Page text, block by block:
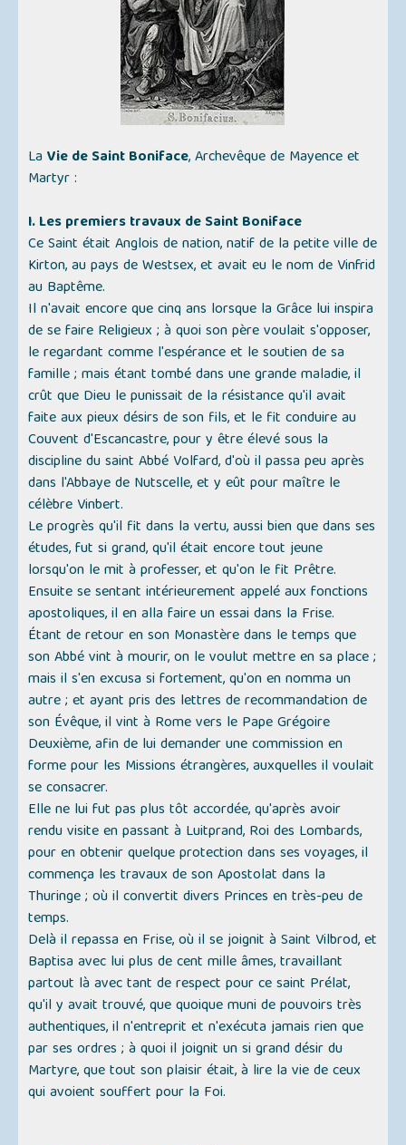
LaVie de Saint Boniface, Archevêque de Mayence et
Martyr :
I. Les premiers travaux de Saint Boniface
Ce Saint était Anglois de nation, natif de la petite ville de
Kirton, au pays de Westsex, et avait eu le nom de Vinfrid
au Baptême.
Il n'avait encore que cinq ans lorsque la Grâce lui inspira
de se faire Religieux ; à quoi son père voulait s'opposer,
le regardant comme l'espérance et le soutien de sa
famille ; mais étant tombé dans une grande maladie, il
crût que Dieu le punissait de la résistance qu'il avait
faite aux pieux désirs de son fils, et le fit conduire au
Couvent d'Escancastre, pour y être élevé sous la
discipline du saint Abbé Volfard, d'où il passa peu après
dans l'Abbaye de Nutscelle, et y eût pour maître le
célèbre Vinbert.
Le progrès qu'il fit dans la vertu, aussi bien que dans ses
études, fut si grand, qu'il était encore tout jeune
lorsqu'on le mit à professer, et qu'on le fit Prêtre.
Ensuite se sentant intérieurement appelé aux fonctions
apostoliques, il en alla faire un essai dans la Frise.
Étant de retour en son Monastère dans le temps que
son Abbé vint à mourir, on le voulut mettre en sa place ;
mais il s'en excusa si fortement, qu'on en nomma un
autre ; et ayant pris des lettres de recommandation de
son Évêque, il vint à Rome vers le Pape Grégoire
Deuxième, afin de lui demander une commission en
forme pour les Missions étrangères, auxquelles il voulait
se consacrer.
Elle ne lui fut pas plus tôt accordée, qu'après avoir
rendu visite en passant à Luitprand, Roi des Lombards,
pour en obtenir quelque protection dans ses voyages, il
commença les travaux de son Apostolat dans la
Thuringe ; où il convertit divers Princes en très-peu de
temps.
Delà il repassa en Frise, où il se joignit à Saint Vilbrod, et
Baptisa avec lui plus de cent mille âmes, travaillant
partout là avec tant de respect pour ce saint Prélat,
qu'il y avait trouvé, que quoique muni de pouvoirs très
authentiques, il n'entreprit et n'exécuta jamais rien que
par ses ordres ; à quoi il joignit un si grand désir du
Martyre, que tout son plaisir était, à lire la vie de ceux
qui avoient souffert pour la Foi.